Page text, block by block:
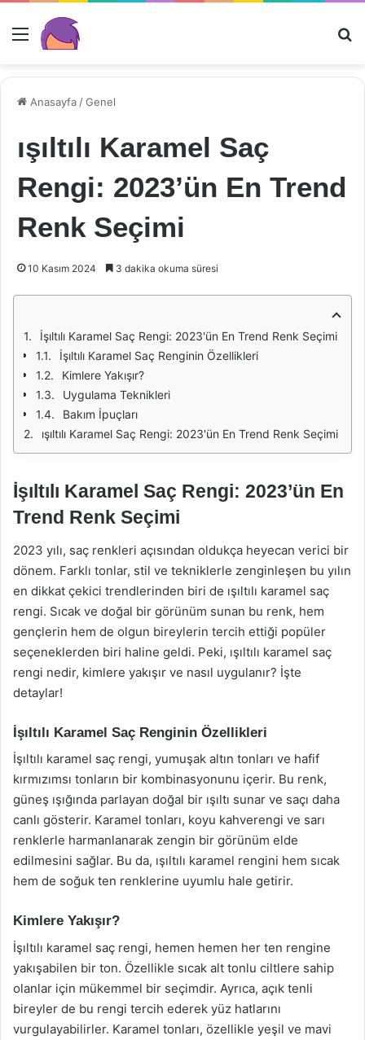
Menü
Anasayfa /Genel
ışıltılı Karamel Saç
Rengi: 2023’ün En Trend
Renk Seçimi
10 Kasım 2024 3 dakika okuma süresi
İşıltılı Karamel Saç Rengi: 2023'ün En Trend Renk Seçimi
İşıltılı Karamel Saç Renginin Özellikleri
Kimlere Yakışır?
Uygulama Teknikleri
Bakım İpuçları
ışıltılı Karamel Saç Rengi: 2023'ün En Trend Renk Seçimi
İşıltılı Karamel Saç Rengi: 2023’ün En
Trend Renk Seçimi
2023 yılı, saç renkleri açısından oldukça heyecan verici bir
dönem. Farklı tonlar, stil ve tekniklerle zenginleşen bu yılın
en dikkat çekici trendlerinden biri de ışıltılı karamel saç
rengi. Sıcak ve doğal bir görünüm sunan bu renk, hem
gençlerin hem de olgun bireylerin tercih ettiği popüler
seçeneklerden biri haline geldi. Peki, ışıltılı karamel saç
rengi nedir, kimlere yakışır ve nasıl uygulanır? İşte
detaylar!
İşıltılı Karamel Saç Renginin Özellikleri
İşıltılı karamel saç rengi, yumuşak altın tonları ve hafif
kırmızımsı tonların bir kombinasyonunu içerir. Bu renk,
güneş ışığında parlayan doğal bir ışıltı sunar ve saçı daha
canlı gösterir. Karamel tonları, koyu kahverengi ve sarı
renklerle harmanlanarak zengin bir görünüm elde
edilmesini sağlar. Bu da, ışıltılı karamel rengini hem sıcak
hem de soğuk ten renklerine uyumlu hale getirir.
Kimlere Yakışır?
İşıltılı karamel saç rengi, hemen hemen her ten rengine
yakışabilen bir ton. Özellikle sıcak alt tonlu ciltlere sahip
olanlar için mükemmel bir seçimdir. Ayrıca, açık tenli
bireyler de bu rengi tercih ederek yüz hatlarını
vurgulayabilirler. Karamel tonları, özellikle yeşil ve mavi